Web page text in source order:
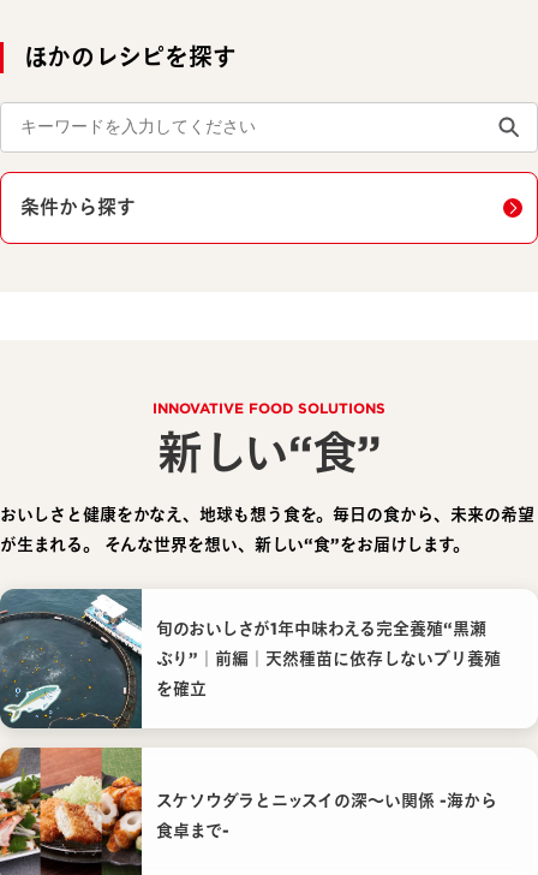
ほかのレシピを探す
条件から探す
INNOVATIVE FOOD SOLUTIONS
新しい“食”
おいしさと健康をかなえ、地球も想う食を。毎日の食から、未来の希望
が生まれる。
そんな世界を想い、新しい“食”をお届けします。
旬のおいしさが1年中味わえる完全養殖“黒瀬
ぶり”｜前編｜天然種苗に依存しないブリ養殖
を確立
スケソウダラとニッスイの深〜い関係 -海から
食卓まで-